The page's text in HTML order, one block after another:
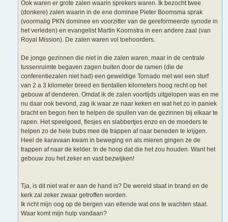
Ook waren er grote zalen waarin sprekers waren. Ik bezocht twee
(donkere) zalen waarin in de ene dominee Pieter Boomsma sprak
(voormalig PKN dominee en voorzitter van de gereformeerde synode in
het verleden) en evangelist Martin Koornstra in een andere zaal (van
Royal Mission). De zalen waren vol toehoorders.
De jonge gezinnen die niet in die zalen waren, maar in de centrale
tussenruimte begaven zagen buiten door de ramen (die de
conferentiezalen niet had) een geweldige Tornado met wel een sturf
van 2 a 3 kilometer breed en tientallen kilometers hoog recht op het
gebouw af denderen. Omdat ik de zalen voortijds uitgelopen was en me
nu daar ook bevond, zag ik waar ze naar keken en wat het zo in paniek
bracht en begon hen te helpen de spullen van de gezinnen bij elkaar te
rapen. Het speelgoed, flesjes en slabbertjes enzo en de moeders te
helpen zo de hele bubs mee de trappen af naar beneden te krijgen.
Heel de karavaan kwam in beweging en als mieren gingen ze de
trappen af naar de kelder. In de hoop dat die het zou houden. Want het
gebouw zou het zeker en vast bezwijken!
Tja, is dit niet wat er aan de hand is? De wereld staat in brand en de
kerk zal zeker zwaar getroffen worden.
Ik richt mijn oog op de bergen van ellende wat ons te wachten staat.
Waar komt mijn hulp vandaan?